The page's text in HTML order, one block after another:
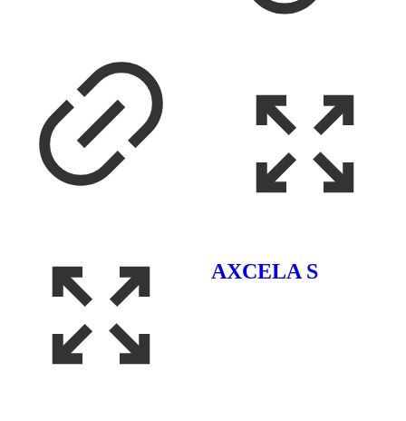
AXCELA S